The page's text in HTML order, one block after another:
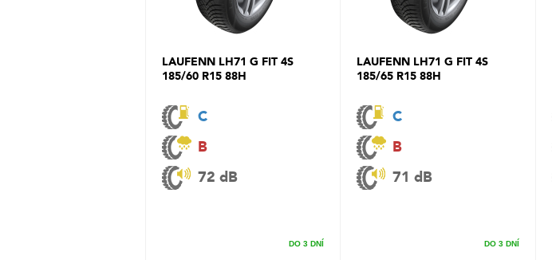
LAUFENN LH71 G FIT 4S
185/60 R15 88H
C
B
72 dB
DO 3 DNÍ
LAUFENN LH71 G FIT 4S
185/65 R15 88H
C
B
71 dB
DO 3 DNÍ